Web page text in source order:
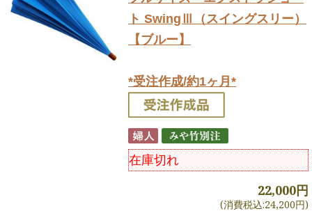
ト SwingⅢ（スイングスリー）
【ブルー】
*受注作成/約1ヶ月*
在庫切れ
22,000円
(消費税込:24,200円)